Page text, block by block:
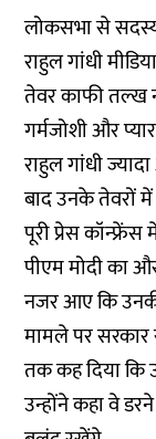
लोकसभा से
राहुल गांधी
तेवर काफी तल्ख
गर्मजोशी और
राहुल गांधी
बाद उनके तेवरों में
पूरी प्रेस
पीएम मोदी का
नजर आए कि
मामले पर
तक कह दिया कि
उन्होंने कहा वे